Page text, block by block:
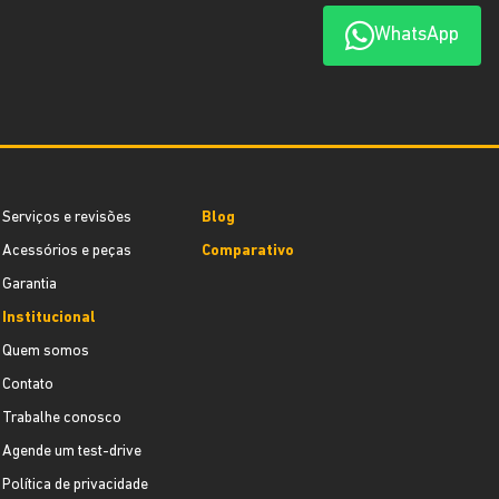
WhatsApp
Serviços e revisões
Acessórios e peças
Garantia
Institucional
Quem somos
Contato
Trabalhe conosco
Agende um test-drive
Política de privacidade
Blog
Comparativo